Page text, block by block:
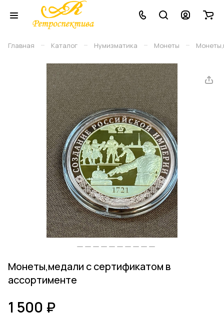
Главная – Каталог – Нумизматика – Монеты –
Монеты,медали с сертификатом в
ассортименте
1 500 ₽